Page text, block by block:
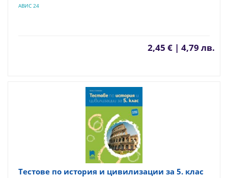
АВИС 24
2,45 € | 4,79 лв.
Тестове по история и цивилизации за 5. клас